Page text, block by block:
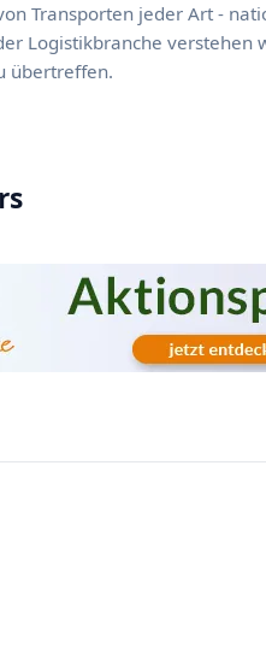
Transporten jeder Art -
Logistikbranche
übertreffen.